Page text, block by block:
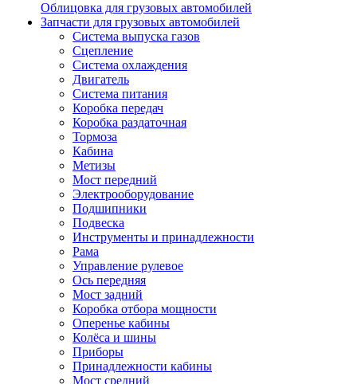
Облицовка для грузовых автомобилей
Запчасти для грузовых автомобилей
Система выпуска газов
Сцепление
Система охлаждения
Двигатель
Система питания
Коробка передач
Коробка раздаточная
Тормоза
Кабина
Метизы
Мост передний
Электрооборудование
Подшипники
Подвеска
Инструменты и принадлежности
Рама
Управление рулевое
Ось передняя
Мост задний
Коробка отбора мощности
Оперенье кабины
Колёса и шины
Приборы
Принадлежности кабины
Мост средний